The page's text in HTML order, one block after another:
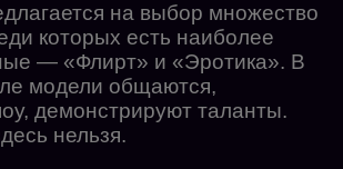
на выбор множество
которых есть наиболее
— «Флирт» и «Эротика». В
модели общаются,
демонстрируют таланты.
нельзя.